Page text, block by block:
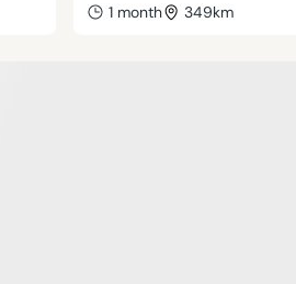
1 month 349km